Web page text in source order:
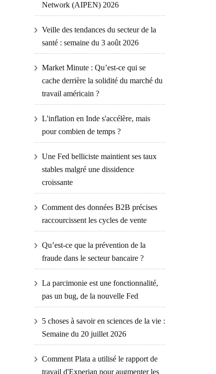
Network (AIPEN) 2026
Veille des tendances du secteur de la
santé : semaine du 3 août 2026
Market Minute : Qu’est-ce qui se
cache derrière la solidité du marché du
travail américain ?
L'inflation en Inde s'accélère, mais
pour combien de temps ?
Une Fed belliciste maintient ses taux
stables malgré une dissidence
croissante
Comment des données B2B précises
raccourcissent les cycles de vente
Qu’est-ce que la prévention de la
fraude dans le secteur bancaire ?
La parcimonie est une fonctionnalité,
pas un bug, de la nouvelle Fed
5 choses à savoir en sciences de la vie :
Semaine du 20 juillet 2026
Comment Plata a utilisé le rapport de
travail d'Experian pour augmenter les